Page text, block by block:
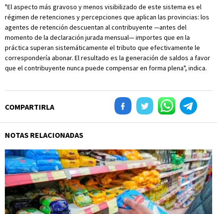
"El aspecto más gravoso y menos visibilizado de este sistema es el
régimen de retenciones y percepciones que aplican las provincias: los
agentes de retención descuentan al contribuyente —antes del
momento de la declaración jurada mensual— importes que en la
práctica superan sistemáticamente el tributo que efectivamente le
correspondería abonar. El resultado es la generación de saldos a favor
que el contribuyente nunca puede compensar en forma plena", indica.
COMPARTIRLA
NOTAS RELACIONADAS